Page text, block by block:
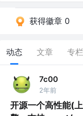
获得徽章 0
动态 文章 专栏
7c00
2年前
开源一个高性能(